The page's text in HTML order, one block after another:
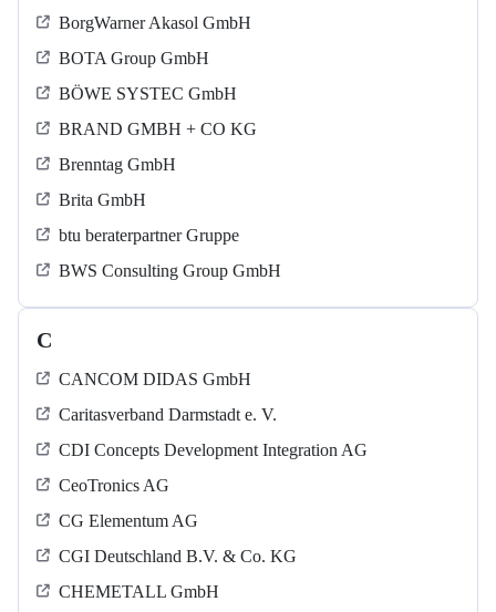
BorgWarner Akasol GmbH
BOTA Group GmbH
BÖWE SYSTEC GmbH
BRAND GMBH + CO KG
Brenntag GmbH
Brita GmbH
btu beraterpartner Gruppe
BWS Consulting Group GmbH
C
CANCOM DIDAS GmbH
Caritasverband Darmstadt e. V.
CDI Concepts Development Integration AG
CeoTronics AG
CG Elementum AG
CGI Deutschland B.V. & Co. KG
CHEMETALL GmbH